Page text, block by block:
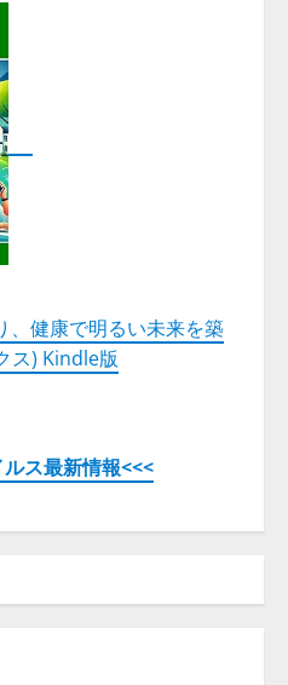
、健康で明るい未来を築
ス) Kindle版
ス最新情報<<<